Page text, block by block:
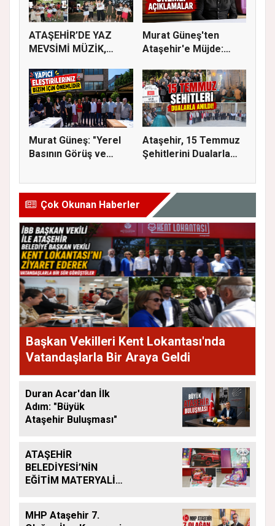
ATAŞEHİR’DE YAZ
MEVSİMİ MÜZİK,
Murat Güneş'ten
Ataşehir'e Müjde:
Murat Güneş: "Yerel
Basının Görüş ve
Ataşehir, 15 Temmuz
Şehitlerini Dualarla
Çok Okunan Haberler
Başkan Vekilleri Kent Lokantası'nda
Vatandaşlarla Bir Araya Geldi
Duran Acar'dan İlk
Adım: "Büyük
Ataşehir Buluşması"
ATAŞEHİR
BELEDİYESİ’NİN
EĞİTİM MATERYALİ
SÜRÜYOR
MHP Ataşehir 7.